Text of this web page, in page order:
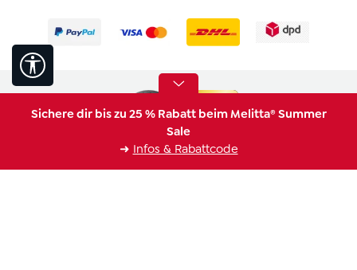
Werkzeugleiste anzeigen
Sichere dir bis zu 25 % Rabatt beim Melitta® Summer
Sale
➜ Infos & Rabattcode